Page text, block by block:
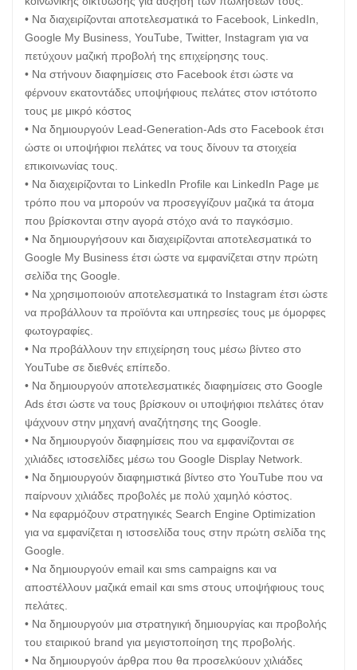
• Να διαχειρίζονται αποτελεσματικά το Facebook, LinkedIn,
Google Μy Business, YouTube, Twitter, Instagram για να
πετύχουν μαζική προβολή της επιχείρησης τους.
• Να στήνουν διαφημίσεις στο Facebook έτσι ώστε να
φέρνουν εκατοντάδες υποψήφιους πελάτες στον ιστότοπο
τους με μικρό κόστος
• Να δημιουργούν Lead-Generation-Ads στο Facebook έτσι
ώστε οι υποψήφιοι πελάτες να τους δίνουν τα στοιχεία
επικοινωνίας τους.
• Να διαχειρίζονται το LinkedIn Profile και LinkedIn Page με
τρόπο που να μπορούν να προσεγγίζουν μαζικά τα άτομα
που βρίσκονται στην αγορά στόχο ανά το παγκόσμιο.
• Να δημιουργήσουν και διαχειρίζονται αποτελεσματικά το
Google My Business έτσι ώστε να εμφανίζεται στην πρώτη
σελίδα της Google.
• Να χρησιμοποιούν αποτελεσματικά το Instagram έτσι ώστε
να προβάλλουν τα προϊόντα και υπηρεσίες τους με όμορφες
φωτογραφίες.
• Να προβάλλουν την επιχείρηση τους μέσω βίντεο στο
YouTube σε διεθνές επίπεδο.
• Να δημιουργούν αποτελεσματικές διαφημίσεις στο Google
Ads έτσι ώστε να τους βρίσκουν οι υποψήφιοι πελάτες όταν
ψάχνουν στην μηχανή αναζήτησης της Google.
• Να δημιουργούν διαφημίσεις που να εμφανίζονται σε
χιλιάδες ιστοσελίδες μέσω του Google Display Network.
• Να δημιουργούν διαφημιστικά βίντεο στο YouTube που να
παίρνουν χιλιάδες προβολές με πολύ χαμηλό κόστος.
• Να εφαρμόζουν στρατηγικές Search Engine Optimization
για να εμφανίζεται η ιστοσελίδα τους στην πρώτη σελίδα της
Google.
• Να δημιουργούν email και sms campaigns και να
αποστέλλουν μαζικά email και sms στους υποψήφιους τους
πελάτες.
• Να δημιουργούν μια στρατηγική δημιουργίας και προβολής
του εταιρικού brand για μεγιστοποίηση της προβολής.
• Να δημιουργούν άρθρα που θα προσελκύουν χιλιάδες